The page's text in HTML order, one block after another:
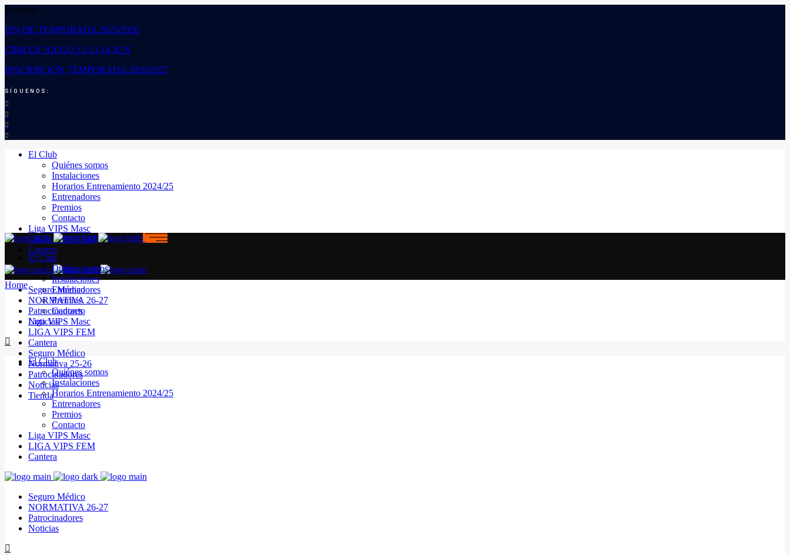
Noticias:
FIN DE TEMPORADA 2025/2026
CBM EN JUEGO 12-13-14 JUN
INSCRIPCIÓN TEMPORADA 2026/2027
SÍGUENOS:
El Club
Quiénes somos
Instalaciones
Horarios Entrenamiento 2024/25
Entrenadores
Premios
Contacto
Liga VIPS Masc
LIGA VIPS FEM
Cantera
Seguro Médico
NORMATIVA 26-27
Patrocinadores
Noticias
El Club
Quiénes somos
Instalaciones
Horarios Entrenamiento 2024/25
Entrenadores
Premios
Contacto
Liga VIPS Masc
LIGA VIPS FEM
Cantera
Seguro Médico
NORMATIVA 26-27
Patrocinadores
Noticias
El Club
Quiénes somos
Instalaciones
Entrenadores
Premios
Contacto
Liga VIPS Masc
LIGA VIPS FEM
Cantera
Seguro Médico
Normativa 25-26
Patrocinadores
Noticias
Tienda
Home